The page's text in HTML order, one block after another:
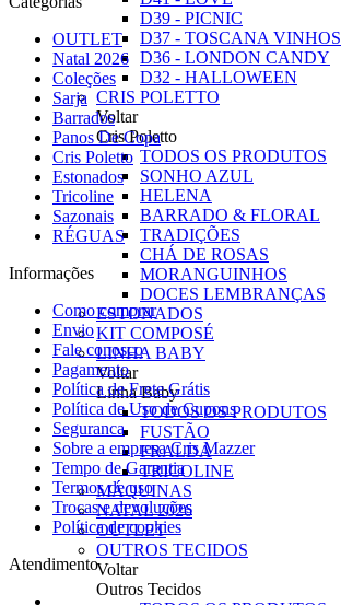
D39 - PICNIC
D37 - TOSCANA VINHOS
D36 - LONDON CANDY
D32 - HALLOWEEN
CRIS POLETTO
Voltar
Cris Poletto
TODOS OS PRODUTOS
SONHO AZUL
HELENA
BARRADO & FLORAL
TRADIÇÕES
CHÁ DE ROSAS
MORANGUINHOS
DOCES LEMBRANÇAS
ESTONADOS
KIT COMPOSÉ
LINHA BABY
Voltar
Linha Baby
TODOS OS PRODUTOS
FUSTÃO
FRALDA
TRICOLINE
MÁQUINAS
NATAL 2026
OUTLET
OUTROS TECIDOS
Voltar
Outros Tecidos
OUTLET
Natal 2026
Coleções
Sarja
Barrados
Panos De Copa
Cris Poletto
Estonados
Tricoline
Sazonais
RÉGUAS
Informações
Como comprar
Envio
Fale conosco
Pagamento
Política de Frete Grátis
Política de Uso de Cupons
Seguranca
Sobre a empresa Cris Mazzer
Tempo de Garantia
Termos de uso
Trocas e devoluções
Política de cookies
Atendimento